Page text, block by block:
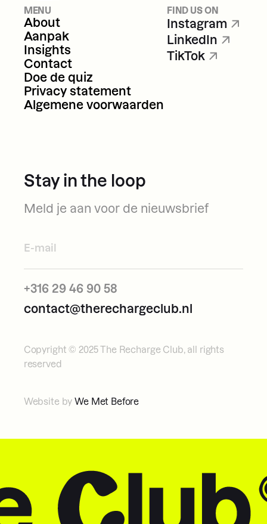
MENU
About
About
Aanpak
Aanpak
Insights
Insights
Contact
Contact
Doe de quiz
Doe de quiz
Privacy statement
Algemene voorwaarden
FIND US ON
Instagram
Instagram
LinkedIn
TikTok
Stay in the loop
Meld je aan voor de nieuwsbrief
+316 29 46 90 58
contact@therechargeclub.nl
Copyright © 2025 The Recharge Club, all rights
reserved
Website byWe Met Before